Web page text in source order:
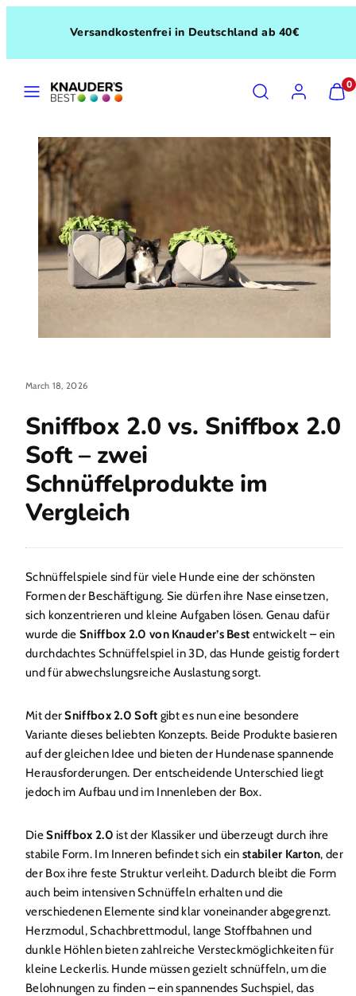
Versandkostenfrei in Deutschland ab 40€
VIEW
MY
0
March 18, 2026
Sniffbox 2.0 vs. Sniffbox 2.0
Soft – zwei
Schnüffelprodukte im
Vergleich
Schnüffelspiele sind für viele Hunde eine der schönsten
Formen der Beschäftigung. Sie dürfen ihre Nase einsetzen,
sich konzentrieren und kleine Aufgaben lösen. Genau dafür
wurde die Sniffbox 2.0 von Knauder’s Best entwickelt – ein
durchdachtes Schnüffelspiel in 3D, das Hunde geistig fordert
und für abwechslungsreiche Auslastung sorgt.
Mit derSniffbox 2.0 Soft gibt es nun eine besondere
Variante dieses beliebten Konzepts. Beide Produkte basieren
auf der gleichen Idee und bieten der Hundenase spannende
Herausforderungen. Der entscheidende Unterschied liegt
jedoch im Aufbau und im Innenleben der Box.
DieSniffbox 2.0 ist der Klassiker und überzeugt durch ihre
stabile Form. Im Inneren befindet sich ein stabiler Karton, der
der Box ihre feste Struktur verleiht. Dadurch bleibt die Form
auch beim intensiven Schnüffeln erhalten und die
verschiedenen Elemente sind klar voneinander abgegrenzt.
Herzmodul, Schachbrettmodul, lange Stoffbahnen und
dunkle Höhlen bieten zahlreiche Versteckmöglichkeiten für
kleine Leckerlis. Hunde müssen gezielt schnüffeln, um die
Belohnungen zu finden – ein spannendes Suchspiel, das